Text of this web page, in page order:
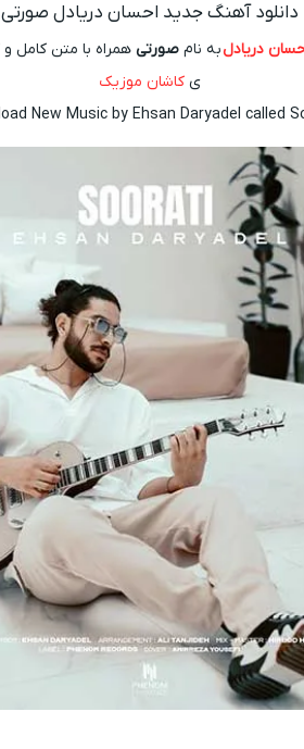
دانلود آهنگ جدید احسان دریادل صورتی
دریادلبه نامصورتی
یکاشان موزیک
New Music by Ehsan Daryadel called